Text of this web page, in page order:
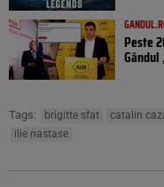
Peste
Tags: brigitte sfat catalin
ilie nastase